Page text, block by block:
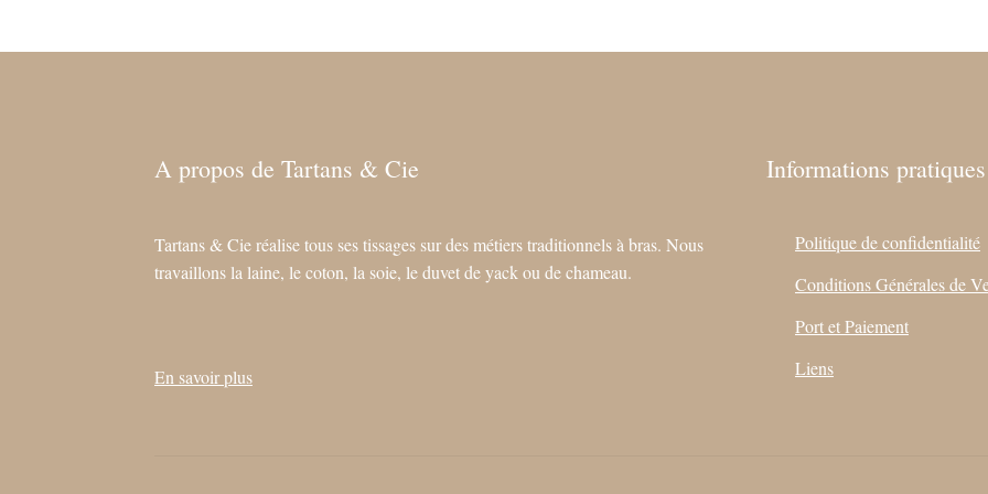
A propos de Tartans & Cie
Tartans & Cie réalise tous ses tissages sur des métiers traditionnels à bras. Nous
travaillons la laine, le coton, la soie, le duvet de yack ou de chameau.
En savoir plus
Informations pratiques
Politique de confidentialité
Conditions Générales de
Port et Paiement
Liens